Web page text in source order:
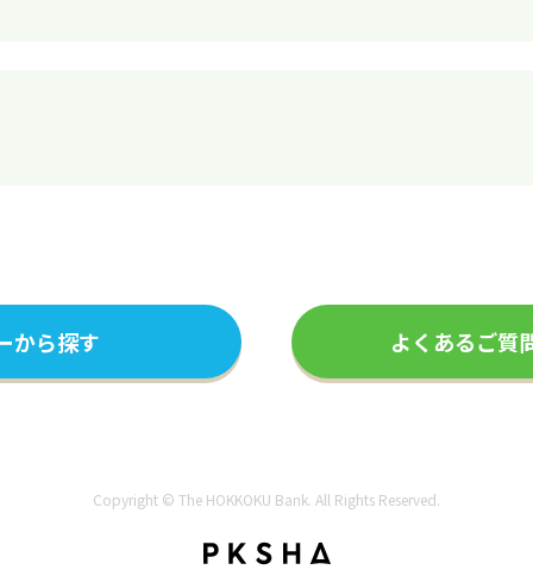
から探す よくあるご質
Copyright © The HOKKOKU Bank. All Rights Reserved.